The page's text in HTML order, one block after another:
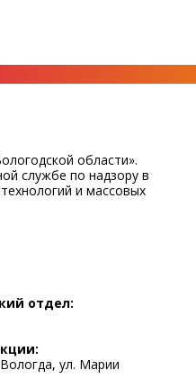
области».
службе по надзору в
и массовых
решения о
аналитический центр
Вологодская обл., г.
Григорьевна
персональных данных
отдел:
ул. Марии